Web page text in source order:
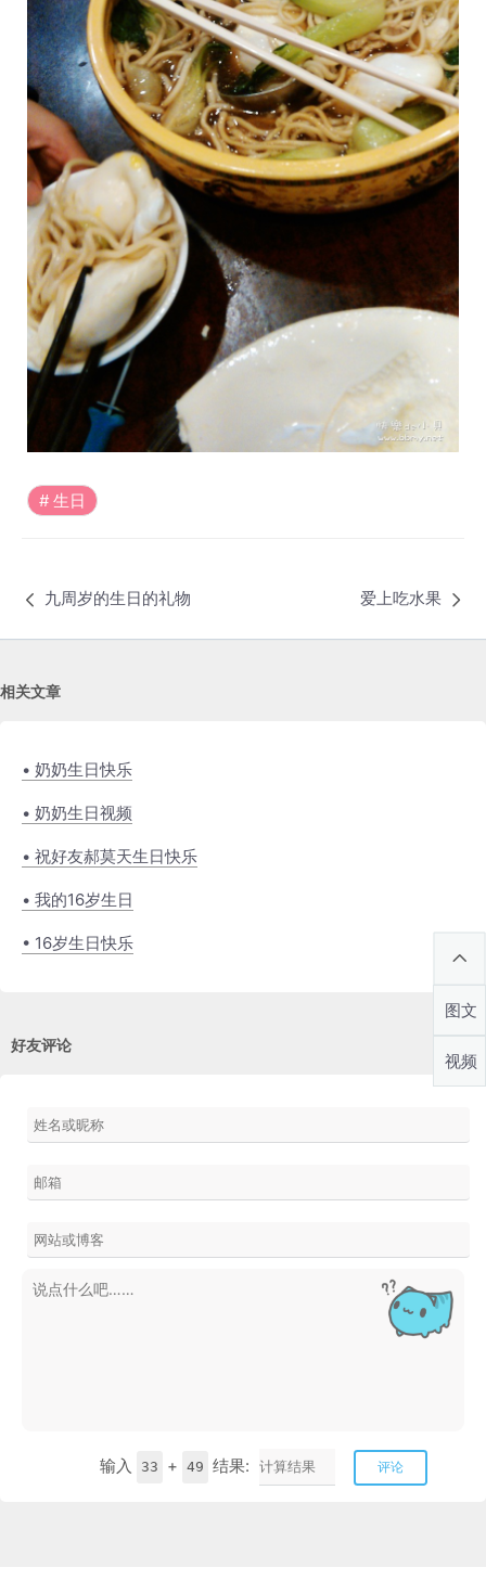
生日
九周岁的生日的礼物 爱上吃水果
相关文章
• 奶奶生日快乐
• 奶奶生日视频
• 祝好友郝莫天生日快乐
• 我的16岁生日
• 16岁生日快乐
好友评论
输入 33 + 49 结果: 评论
图文
视频